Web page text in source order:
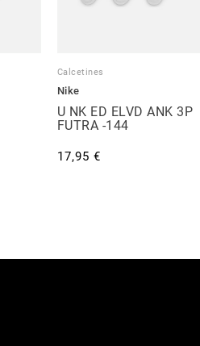
Calcetines
Nike
U NK ED ELVD ANK 3P
FUTRA -144
17,95 €